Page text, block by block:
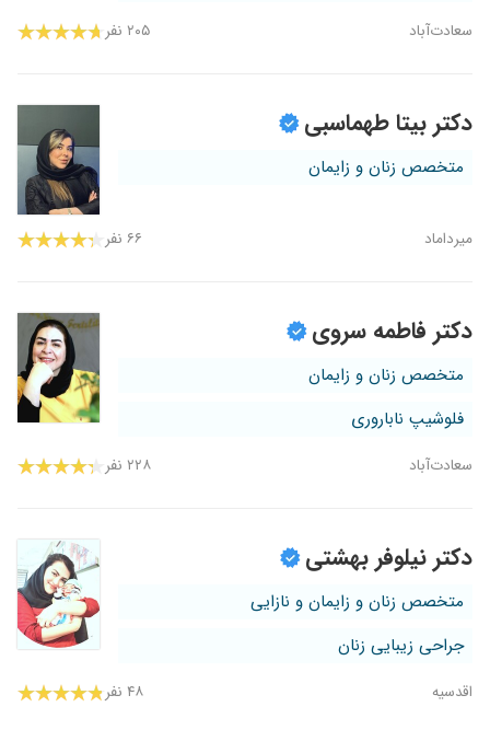
سعادت‌آباد ۲۰۵ نفر
دکتر بیتا طهماسبی
متخصص زنان و زایمان
میرداماد ۶۶ نفر
دکتر فاطمه سروی
متخصص زنان و زایمان
فلوشیپ ناباروری
سعادت‌آباد ۲۲۸ نفر
دکتر نیلوفر بهشتی
متخصص زنان و زایمان و نازایی
جراحی زیبایی زنان
اقدسیه ۴۸ نفر